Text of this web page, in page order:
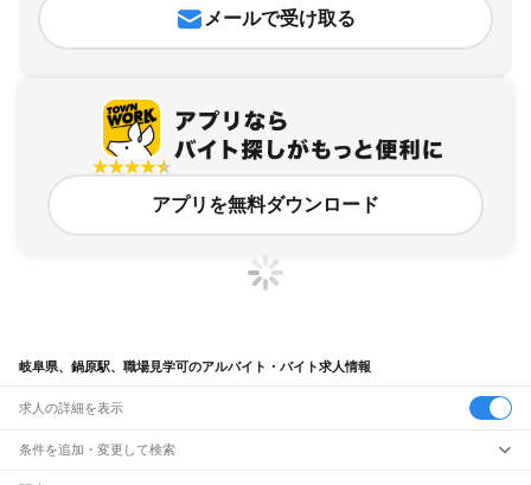
メールで受け取る
アプリを無料ダウンロード
岐阜県、鍋原駅、職場見学可のアルバイト・バイト求人情報
求人の詳細を表示
条件を追加・変更して検索